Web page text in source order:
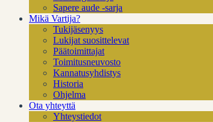
Sapere aude -sarja
Mikä Vartija?
Tukijäsenyys
Lukijat suosittelevat
Päätoimittajat
Toimitusneuvosto
Kannatusyhdistys
Historia
Ohjelma
Ota yhteyttä
Yhteystiedot